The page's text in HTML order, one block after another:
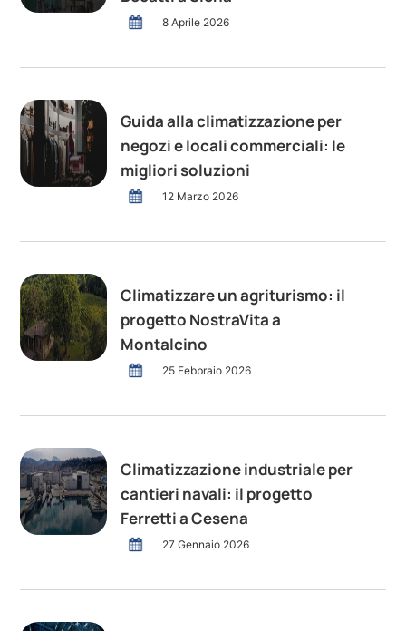
8 Aprile 2026
Guida alla climatizzazione per
negozi e locali commerciali: le
migliori soluzioni
12 Marzo 2026
Climatizzare un agriturismo: il
progetto NostraVita a
Montalcino
25 Febbraio 2026
Climatizzazione industriale per
cantieri navali: il progetto
Ferretti a Cesena
27 Gennaio 2026